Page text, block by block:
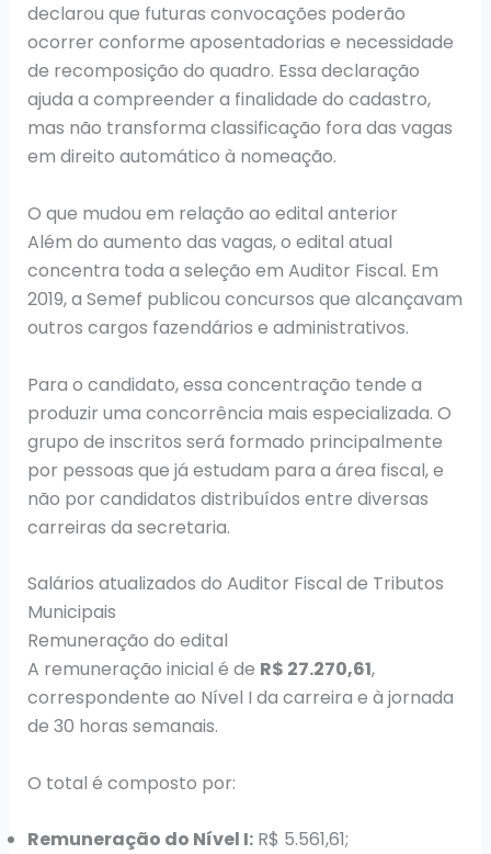
declarou que futuras convocações poderão
ocorrer conforme aposentadorias e necessidade
de recomposição do quadro. Essa declaração
ajuda a compreender a finalidade do cadastro,
mas não transforma classificação fora das vagas
em direito automático à nomeação.
O que mudou em relação ao edital anterior
Além do aumento das vagas, o edital atual
concentra toda a seleção em Auditor Fiscal. Em
2019, a Semef publicou concursos que alcançavam
outros cargos fazendários e administrativos.
Para o candidato, essa concentração tende a
produzir uma concorrência mais especializada. O
grupo de inscritos será formado principalmente
por pessoas que já estudam para a área fiscal, e
não por candidatos distribuídos entre diversas
carreiras da secretaria.
Salários atualizados do Auditor Fiscal de Tributos
Municipais
Remuneração do edital
A remuneração inicial é de R$ 27.270,61,
correspondente ao Nível I da carreira e à jornada
de 30 horas semanais.
O total é composto por:
Remuneração do Nível I:R$ 5.561,61;